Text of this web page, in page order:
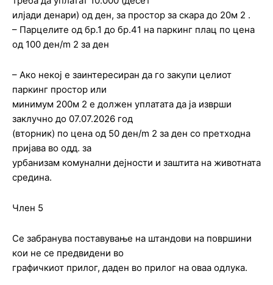
илјади денари) од ден, за простор за скара до 20м 2 .
– Парцелите од бр.1 до бр.41 на паркинг плац по цена
од 100 ден/m 2 за ден
– Ако некој е заинтересиран да го закупи целиот
паркинг простор или
минимум 200м 2 е должен уплатата да ја изврши
заклучно до 07.07.2026 год
(вторник) по цена од 50 ден/m 2 за ден со претходна
пријава во одд. за
урбанизам комунални дејности и заштита на животната
средина.
Член 5
Се забранува пoставување на штандови на површини
кои не се предвидени во
графичкиот прилог, даден во прилог на оваа одлука.